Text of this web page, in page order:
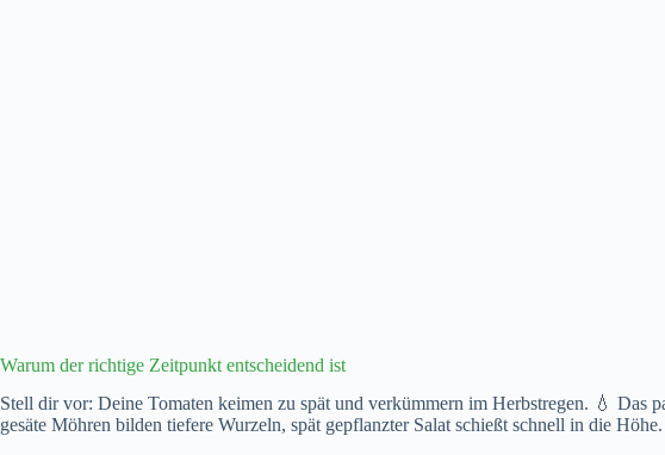
Warum der richtige Zeitpunkt entscheidend ist
Stell dir vor: Deine Tomaten keimen zu spät und verkümmern im Herbstregen. 💧 Das
gesäte Möhren bilden tiefere Wurzeln, spät gepflanzter Salat schießt schnell in die Höhe.